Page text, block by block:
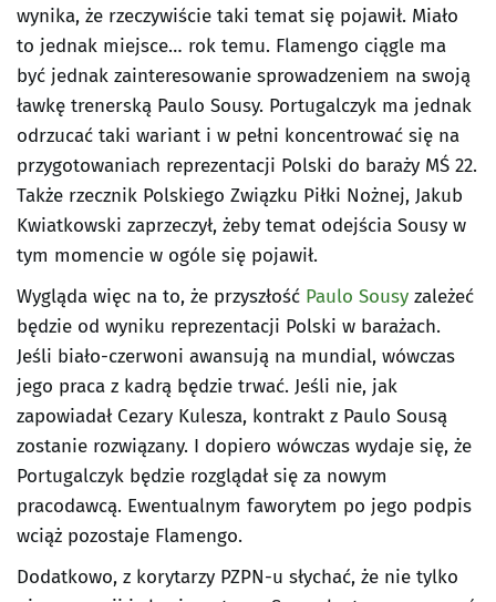
wynika, że rzeczywiście taki temat się pojawił. Miało
to jednak miejsce… rok temu. Flamengo ciągle ma
być jednak zainteresowanie sprowadzeniem na swoją
ławkę trenerską Paulo Sousy. Portugalczyk ma jednak
odrzucać taki wariant i w pełni koncentrować się na
przygotowaniach reprezentacji Polski do baraży MŚ 22.
Także rzecznik Polskiego Związku Piłki Nożnej, Jakub
Kwiatkowski zaprzeczył, żeby temat odejścia Sousy w
tym momencie w ogóle się pojawił.
Wygląda więc na to, że przyszłość Paulo Sousy zależeć
będzie od wyniku reprezentacji Polski w barażach.
Jeśli biało-czerwoni awansują na mundial, wówczas
jego praca z kadrą będzie trwać. Jeśli nie, jak
zapowiadał Cezary Kulesza, kontrakt z Paulo Sousą
zostanie rozwiązany. I dopiero wówczas wydaje się, że
Portugalczyk będzie rozglądał się za nowym
pracodawcą. Ewentualnym faworytem po jego podpis
wciąż pozostaje Flamengo.
Dodatkowo, z korytarzy PZPN-u słychać, że nie tylko